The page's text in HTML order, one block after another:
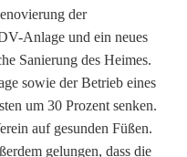
der
Anlage und ein neues
Sanierung des Heimes.
sowie der Betrieb eines
um 30 Prozent senken.
auf gesunden Füßen.
gelungen, dass die